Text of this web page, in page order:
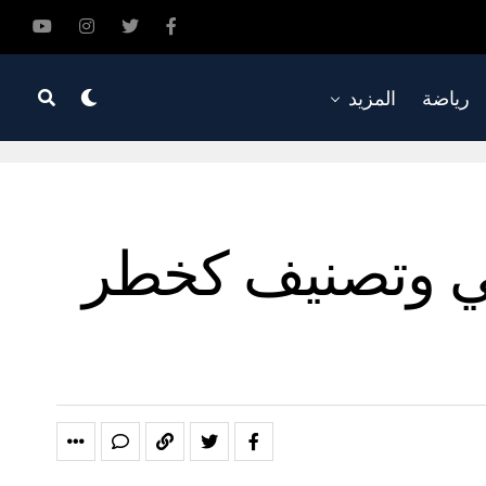
رياضة المزيد
وتصنيف كخطر